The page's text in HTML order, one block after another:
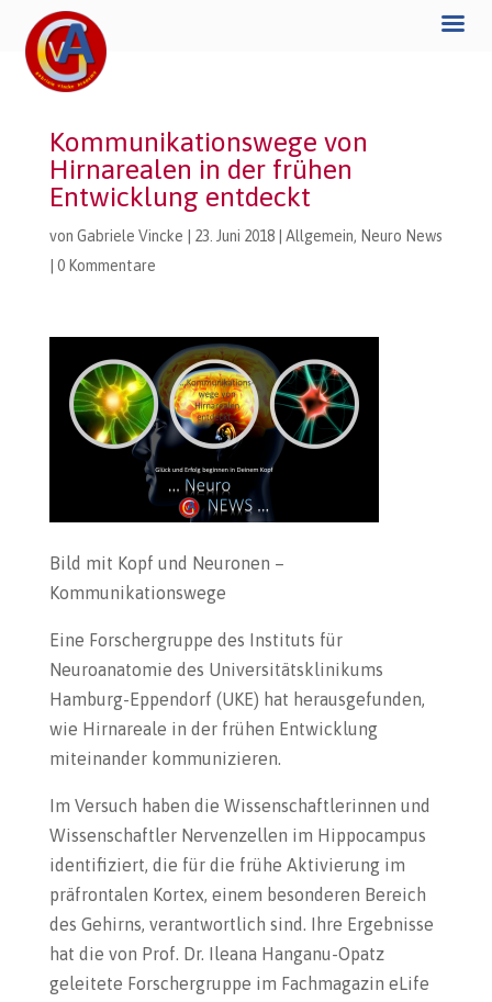
Kommunikationswege von
Hirnarealen in der frühen
Entwicklung entdeckt
von Gabriele Vincke 23. Juni 2018| Allgemein, Neuro News
0 Kommentare
Bild mit Kopf und Neuronen –
Kommunikationswege
Eine Forschergruppe des Instituts für
Neuroanatomie des Universitätsklinikums
Hamburg-Eppendorf (UKE) hat herausgefunden,
wie Hirnareale in der frühen Entwicklung
miteinander kommunizieren.
Im Versuch haben die Wissenschaftlerinnen und
Wissenschaftler Nervenzellen im Hippocampus
identifiziert, die für die frühe Aktivierung im
präfrontalen Kortex, einem besonderen Bereich
des Gehirns, verantwortlich sind. Ihre Ergebnisse
hat die von Prof. Dr. Ileana Hanganu-Opatz
geleitete Forschergruppe im Fachmagazin eLife